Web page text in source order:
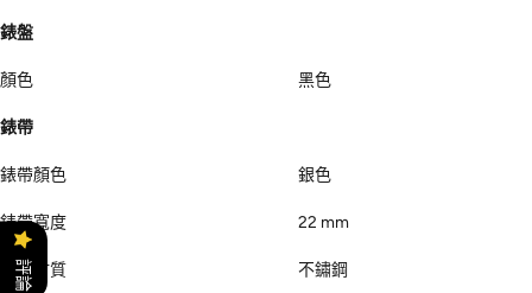
錶盤
顏色 黑色
錶帶
錶帶顏色 銀色
錶帶寬度 22 mm
錶帶材質 不鏽鋼
評論